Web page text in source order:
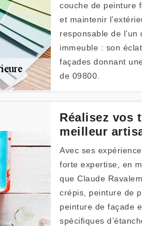
couche de peinture
et maintenir
responsable de
immeuble : son
façades donnant
de 09800.
Réalisez vos
meilleur
Avec ses
forte expertise, en
que Claude
crépis, peinture de
peinture de façade
spécifiques